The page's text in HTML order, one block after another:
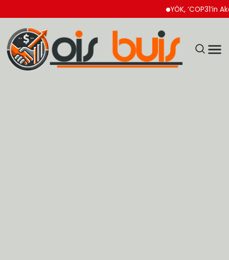
YÖK, ‘COP31’in